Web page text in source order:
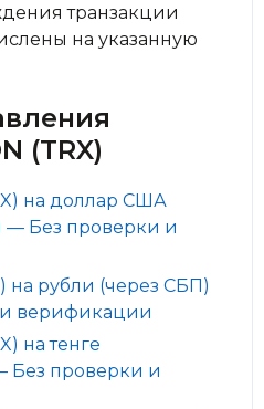
транзакции
на указанную
(TRX)
на доллар США
— Без проверки и
на рубли (через СБП)
верификации
на тенге
Без проверки и